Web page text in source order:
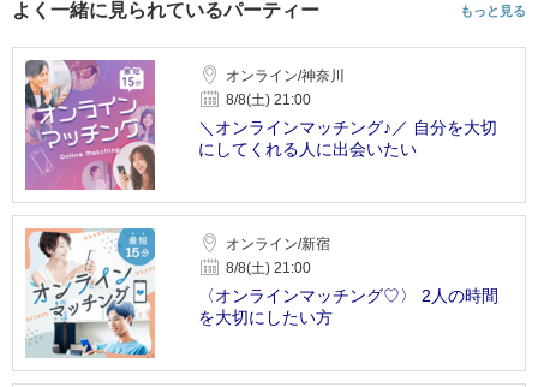
よく一緒に見られているパーティー もっと見る
オンライン/神奈川
8/8(土) 21:00
＼オンラインマッチング♪／ 自分を大切
にしてくれる人に出会いたい
オンライン/新宿
8/8(土) 21:00
〈オンラインマッチング♡〉 2人の時間
を大切にしたい方